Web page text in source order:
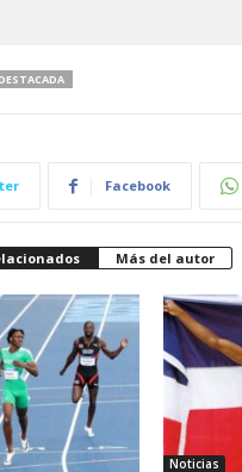
Facebook
Más del autor
Noticias